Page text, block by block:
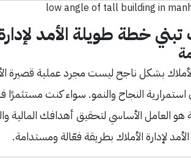
low angle of tall building in
خطة طويلة الأمد
بشكل ناجح ليست مجرد عملية قصيرة
النجاح والنمو. سواء كنت مستثمرًا
العامل الأساسي لتحقيق أهدافك المالية
لإدارة الأملاك بطريقة فعّالة ومستدامة.